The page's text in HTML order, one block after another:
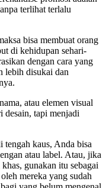
terlihat terlalu
bisa membuat orang
di kehidupan sehari-
dengan cara yang
lebih disukai dan
atau elemen visual
desain, tapi menjadi
kaus, Anda bisa
atau label. Atau, jika
gunakan itu sebagai
mereka yang sudah